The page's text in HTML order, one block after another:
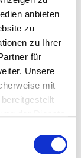
anbieten
zu
zu Ihrer
für
Unsere
mit
(B.A.) und
sektoraler